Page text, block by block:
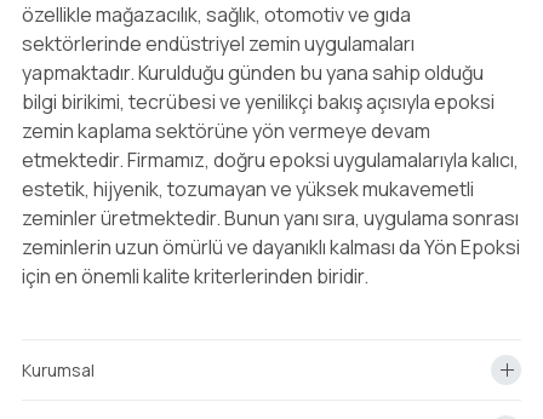
özellikle mağazacılık, sağlık, otomotiv ve gıda
sektörlerinde endüstriyel zemin uygulamaları
yapmaktadır. Kurulduğu günden bu yana sahip olduğu
bilgi birikimi, tecrübesi ve yenilikçi bakış açısıyla epoksi
zemin kaplama sektörüne yön vermeye devam
etmektedir. Firmamız, doğru epoksi uygulamalarıyla kalıcı,
estetik, hijyenik, tozumayan ve yüksek mukavemetli
zeminler üretmektedir. Bunun yanı sıra, uygulama sonrası
zeminlerin uzun ömürlü ve dayanıklı kalması da Yön Epoksi
için en önemli kalite kriterlerinden biridir.
Kurumsal